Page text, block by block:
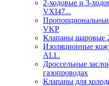
2-ходовые и 3-
VXI47...
VKP
Клапаны шаровые
Изоляционные
ALI..
Дроссельные
газопроводах
Клапаны для